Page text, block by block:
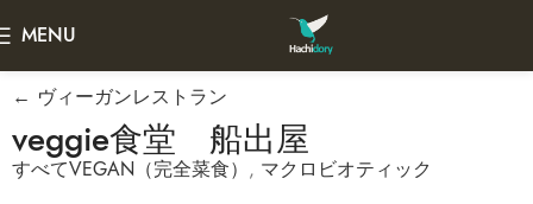
MENU
← ヴィーガンレストラン
veggie食堂 船出屋
すべてVEGAN（完全菜食） , マクロビオティック